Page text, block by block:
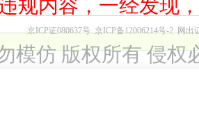
规内容，一经发现
京ICP证080637号 京ICP备12006214号-2 网出
模仿 版权所有 侵权